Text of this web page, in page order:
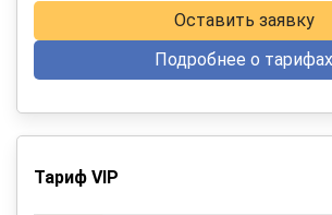
Оставить заявку
Подробнее о тарифах
Тариф VIP